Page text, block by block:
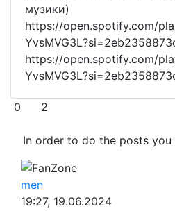
музики)
https://open.spotify.com/
https://open.spotify.com/
0 2
In order to do the posts you
FanZone
men
19:27, 19.06.2024